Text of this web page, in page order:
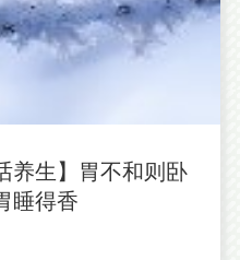
养生】胃不和则卧
睡得香